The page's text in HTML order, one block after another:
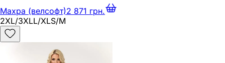
Махра (велсофт)2 871 грн.
2XL/3XLL/XLS/M